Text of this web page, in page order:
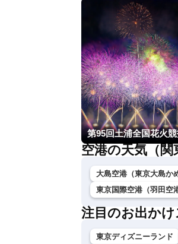
第95回土浦全国花火
空港の天気（関
大島空港（東京大島か
東京国際空港（羽田空
注目のお出かけ
東京ディズニーランド